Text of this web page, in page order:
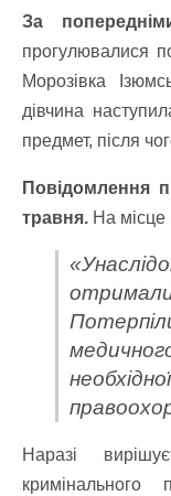
За
прогулювалися
Морозівка
дівчина
предмет, після
Повідомлення
травня. На місце
Наразі